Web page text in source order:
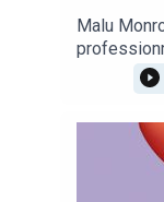
Malu
de son
lance ? À
Martini